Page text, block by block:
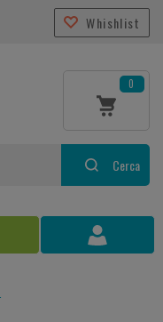
Whishlist
0
Cerca